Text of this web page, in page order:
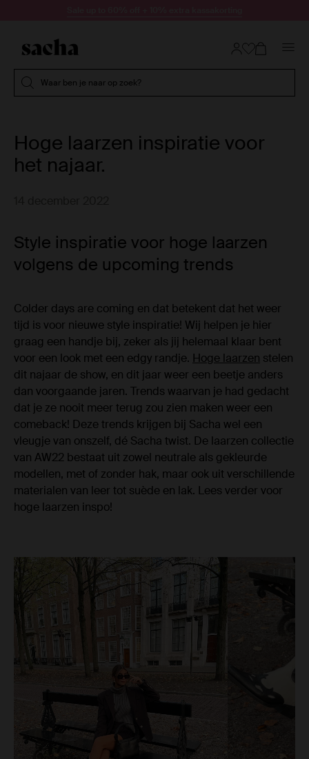
Waar ben je naar op zoek?
Hoge laarzen inspiratie voor
het najaar.
Style inspiratie voor hoge laarzen
volgens de upcoming trends
Colder days are coming en dat betekent dat het weer
tijd is voor nieuwe style inspiratie! Wij helpen je hier
graag een handje bij, zeker als jij helemaal klaar bent
voor een look met een edgy randje. Hoge laarzen stelen
dit najaar de show, en dit jaar weer een beetje anders
dan voorgaande jaren. Trends waarvan je had gedacht
dat je ze nooit meer terug zou zien maken weer een
comeback! Deze trends krijgen bij Sacha wel een
vleugje van onszelf, dé Sacha twist. De laarzen collectie
van AW22 bestaat uit zowel neutrale als gekleurde
modellen, met of zonder hak, maar ook uit verschillende
materialen van leer tot suède en lak. Lees verder voor
hoge laarzen inspo!